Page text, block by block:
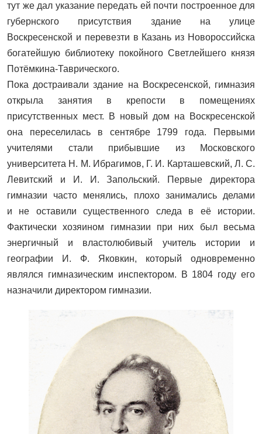
тут же дал указание передать ей почти построенное для
губернского присутствия здание на улице
Воскресенской и перевезти в Казань из Новороссийска
богатейшую библиотеку покойного Светлейшего князя
Потёмкина‑Таврического.
Пока достраивали здание на Воскресенской, гимназия
открыла занятия в крепости в помещениях
присутственных мест. В новый дом на Воскресенской
она переселилась в сентябре 1799 года. Первыми
учителями стали прибывшие из Московского
университета Н. М. Ибрагимов, Г. И. Карташевский, Л. С.
Левитский и И. И. Запольский. Первые директора
гимназии часто менялись, плохо занимались делами
и не оставили существенного следа в её истории.
Фактически хозяином гимназии при них был весьма
энергичный и властолюбивый учитель истории и
географии И. Ф. Яковкин, который одновременно
являлся гимназическим инспектором. В 1804 году его
назначили директором гимназии.